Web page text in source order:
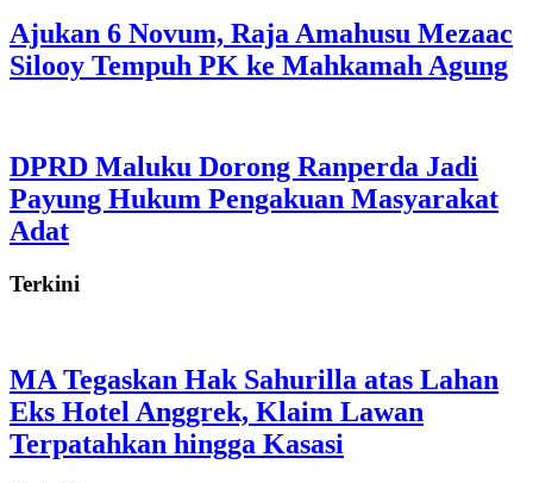
Ajukan 6 Novum, Raja Amahusu Mezaac
Silooy Tempuh PK ke Mahkamah Agung
DPRD Maluku Dorong Ranperda Jadi
Payung Hukum Pengakuan Masyarakat
Adat
Terkini
MA Tegaskan Hak Sahurilla atas Lahan
Eks Hotel Anggrek, Klaim Lawan
Terpatahkan hingga Kasasi